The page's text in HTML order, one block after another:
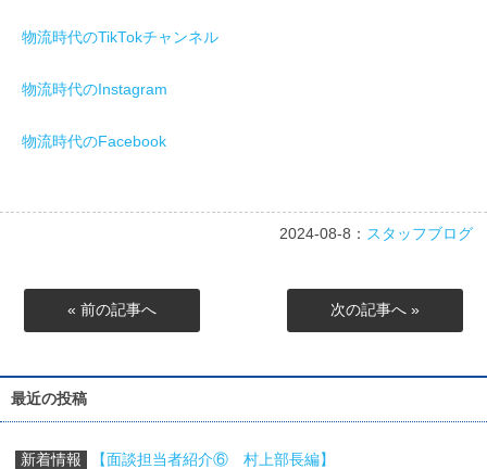
物流時代のTikTokチャンネル
物流時代のInstagram
物流時代のFacebook
2024-08-8： スタッフブログ
« 前の記事へ 次の記事へ »
最近の投稿
新着情報 【面談担当者紹介⑥ 村上部長編】